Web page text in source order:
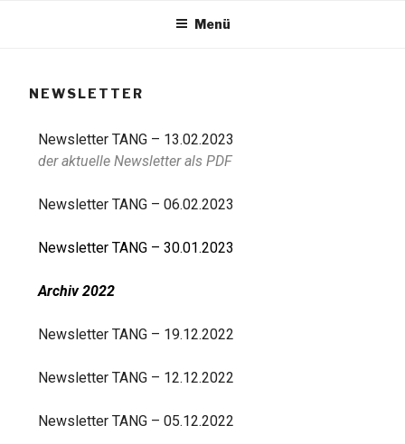
Menü
NEWSLETTER
Newsletter TANG – 13.02.2023
der aktuelle Newsletter als PDF
Newsletter TANG – 06.02.2023
Newsletter TANG – 30.01.2023
Archiv 2022
Newsletter TANG – 19.12.2022
Newsletter TANG – 12.12.2022
Newsletter TANG – 05.12.2022